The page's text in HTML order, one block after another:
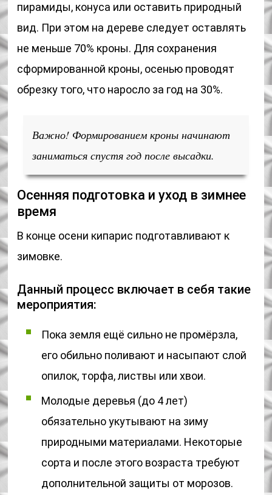
пирамиды, конуса или оставить природный
вид. При этом на дереве следует оставлять
не меньше 70% кроны. Для сохранения
сформированной кроны, осенью проводят
обрезку того, что наросло за год на 30%.
Важно! Формированием кроны начинают
заниматься спустя год после высадки.
Осенняя подготовка и уход в зимнее
время
В конце осени кипарис подготавливают к
зимовке.
Данный процесс включает в себя такие
мероприятия:
Пока земля ещё сильно не промёрзла,
его обильно поливают и насыпают слой
опилок, торфа, листвы или хвои.
Молодые деревья (до 4 лет)
обязательно укутывают на зиму
природными материалами. Некоторые
сорта и после этого возраста требуют
дополнительной защиты от морозов.